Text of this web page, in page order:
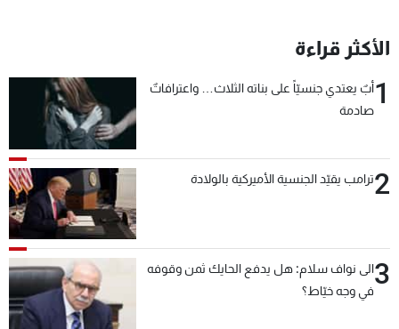
الأكثر قراءة
1أبٌ يعتدي جنسيّاً على بناته الثلاث… واعترافاتٌ
صادمة
2ترامب يقيّد الجنسية الأميركية بالولادة
3الى نواف سلام: هل يدفع الحايك ثمن وقوفه
في وجه خيّاط؟